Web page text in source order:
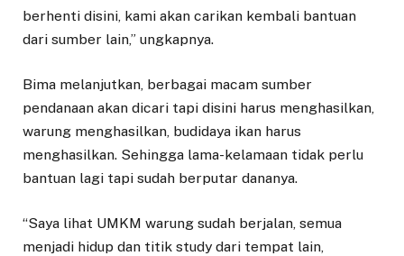
berhenti disini, kami akan carikan kembali bantuan
dari sumber lain,” ungkapnya.
Bima melanjutkan, berbagai macam sumber
pendanaan akan dicari tapi disini harus menghasilkan,
warung menghasilkan, budidaya ikan harus
menghasilkan. Sehingga lama-kelamaan tidak perlu
bantuan lagi tapi sudah berputar dananya.
“Saya lihat UMKM warung sudah berjalan, semua
menjadi hidup dan titik study dari tempat lain,